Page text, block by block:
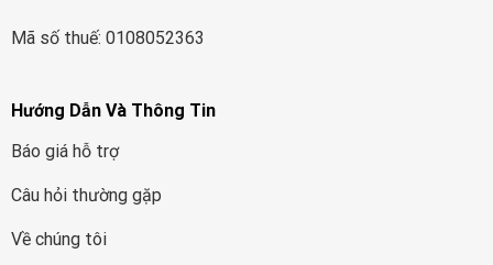
Mã số thuế: 0108052363
Hướng Dẫn Và Thông Tin
Báo giá hỗ trợ
Câu hỏi thường gặp
Về chúng tôi